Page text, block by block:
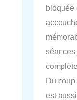
bloquée
Du
est